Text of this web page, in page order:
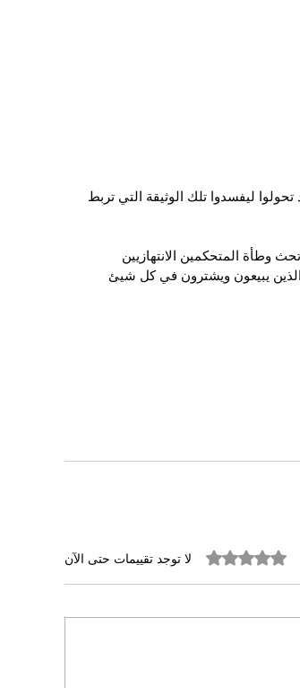
ليفسدوا تلك الوثيقة التي تربط
وطأة المتحكمين الانتهازيين
يبيعون ويشترون في كل شيئ
تم التقييم بـ 0 من أصل 5 نجوم. لا توجد تقييمات حتى الآن